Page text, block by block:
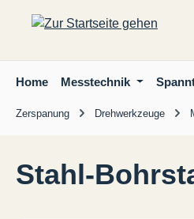
Hauptinhalt springen
Zur Suche springen
Zur Hauptnavigation springen
Home Messtechnik
Zerspanung Drehwerkzeuge
Stahl-